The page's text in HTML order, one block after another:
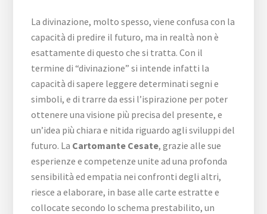
La divinazione, molto spesso, viene confusa con la
capacità di predire il futuro, ma in realtà non è
esattamente di questo che si tratta. Con il
termine di “divinazione” si intende infatti la
capacità di sapere leggere determinati segni e
simboli, e di trarre da essi l’ispirazione per poter
ottenere una visione più precisa del presente, e
un’idea più chiara e nitida riguardo agli sviluppi del
futuro. La Cartomante Cesate, grazie alle sue
esperienze e competenze unite ad una profonda
sensibilità ed empatia nei confronti degli altri,
riesce a elaborare, in base alle carte estratte e
collocate secondo lo schema prestabilito, un